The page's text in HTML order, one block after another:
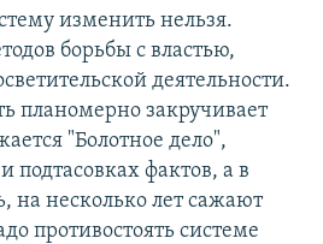
изменить нельзя.
борьбы с властью,
деятельности.
планомерно закручивает
"Болотное дело",
подтасовках фактов, а в
на несколько лет сажают
противостоять системе